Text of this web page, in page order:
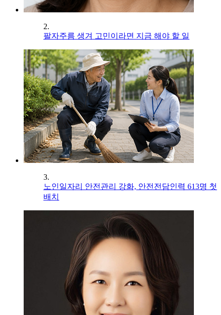
2.
팔자주름 생겨 고민이라면 지금 해야 할 일
3.
노인일자리 안전관리 강화, 안전전담인력 613명 첫
배치